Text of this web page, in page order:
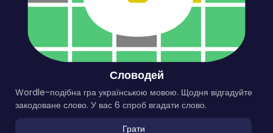
Словодей
Wordle-подібна гра українською мовою. Щодня відгадуйте
закодоване слово. У вас 6 спроб вгадати слово.
Грати